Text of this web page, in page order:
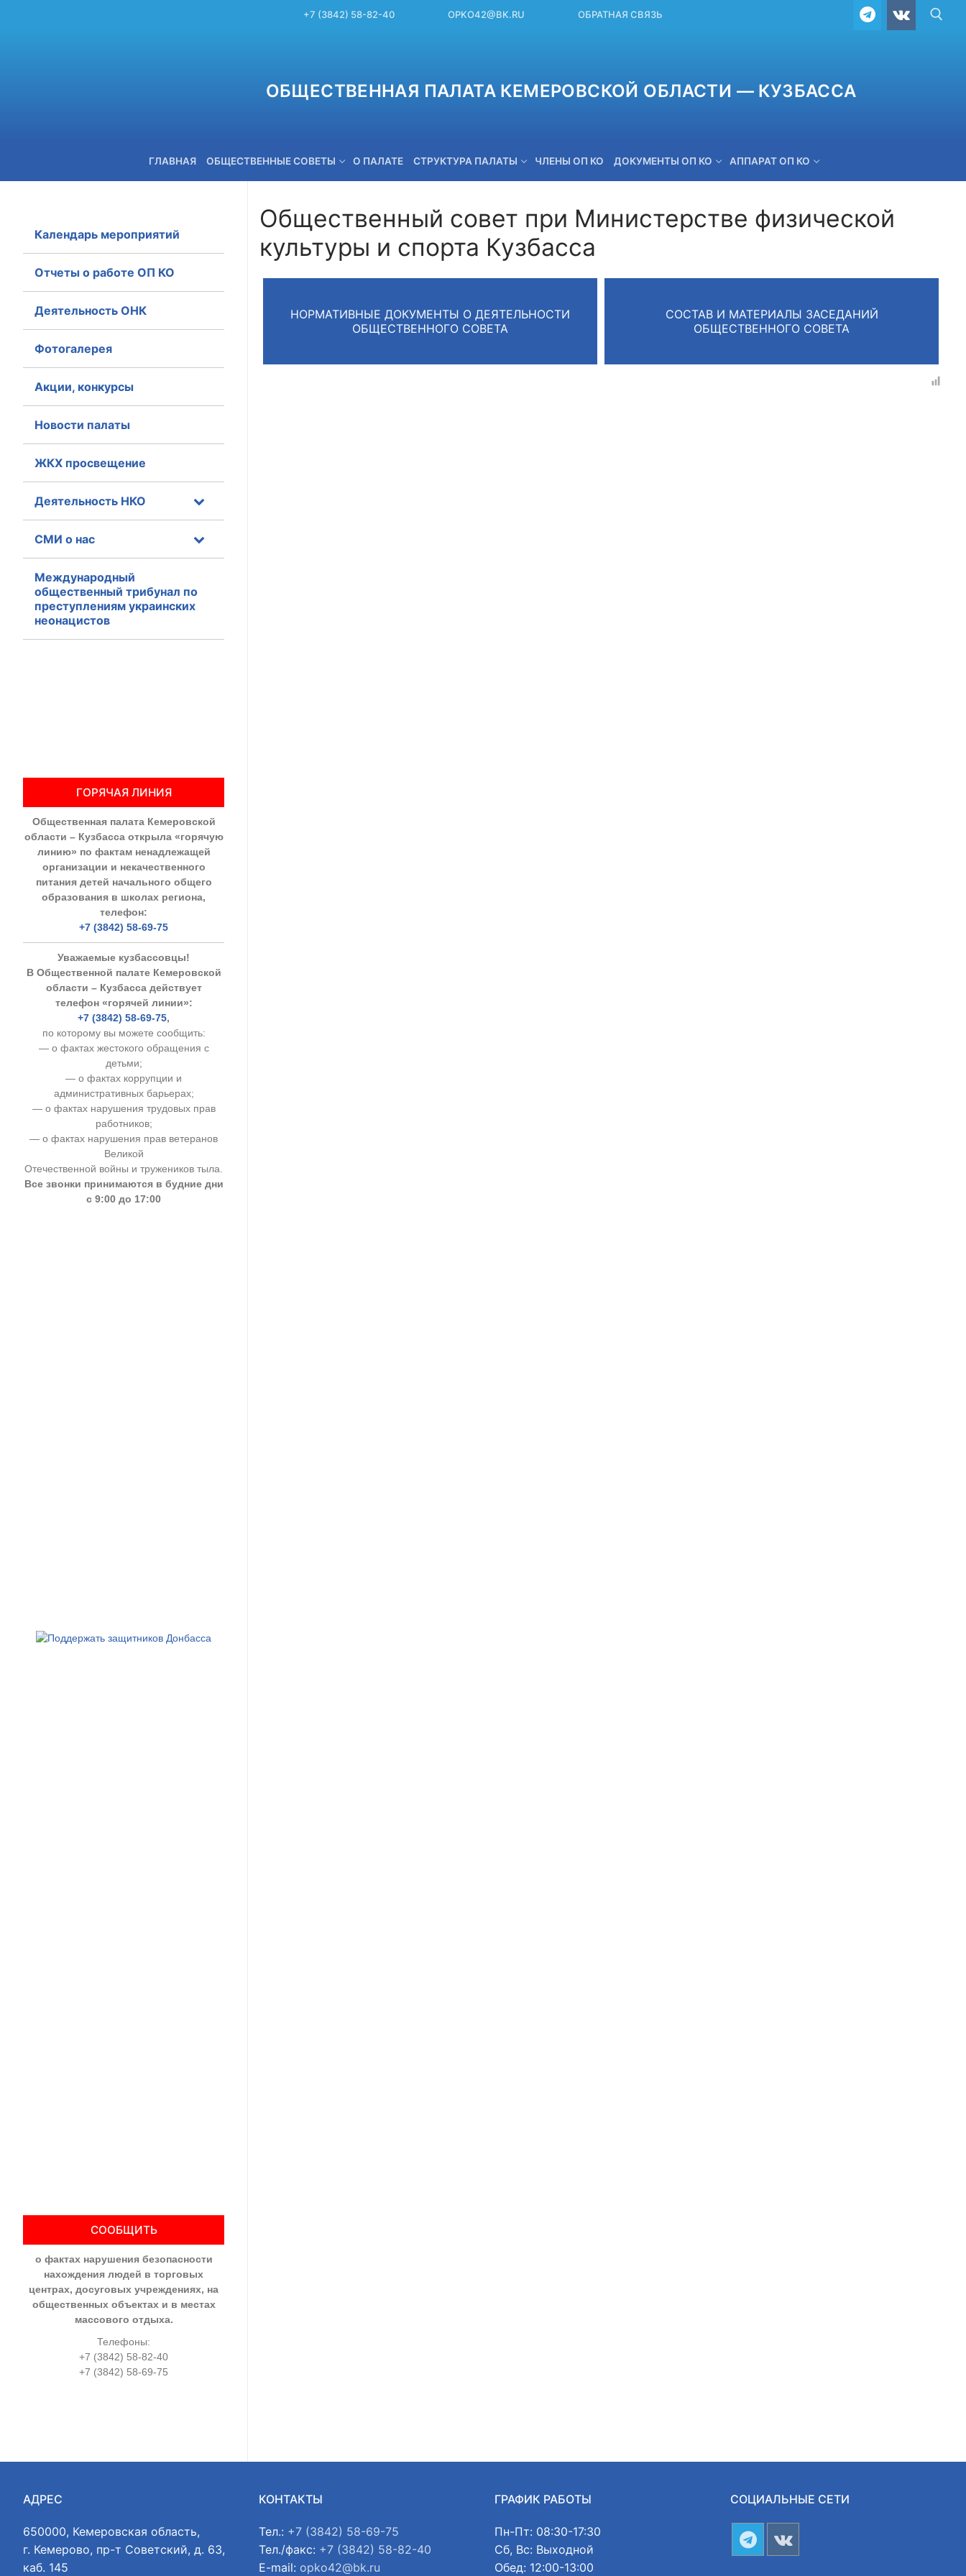
+7 (3842) 58-82-40 OPKO42@BK.RU ОБРАТНАЯ СВЯЗЬ
ОБЩЕСТВЕННАЯ ПАЛАТА КЕМЕРОВСКОЙ ОБЛАСТИ — КУЗБАССА
ГЛАВНАЯ ОБЩЕСТВЕННЫЕ СОВЕТЫ О ПАЛАТЕ СТРУКТУРА ПАЛАТЫ ЧЛЕНЫ ОП КО ДОКУМЕНТЫ ОП КО АППАРАТ ОП КО
+7 (3842) 58-82-40 OPKO42@BK.RU
Общественный совет при Министерстве физической
культуры и спорта Кузбасса
НОРМАТИВНЫЕ ДОКУМЕНТЫ О ДЕЯТЕЛЬНОСТИ
ОБЩЕСТВЕННОГО СОВЕТА
СОСТАВ И МАТЕРИАЛЫ ЗАСЕДАНИЙ
ОБЩЕСТВЕННОГО СОВЕТА
Календарь мероприятий
Отчеты о работе ОП КО
Деятельность ОНК
Фотогалерея
Акции, конкурсы
Новости палаты
ЖКХ просвещение
Деятельность НКО
СМИ о нас
Международный
общественный трибунал по
преступлениям украинских
неонацистов
ГОРЯЧАЯ ЛИНИЯ
Общественная палата Кемеровской
области – Кузбасса открыла «горячую
линию» по фактам ненадлежащей
организации и некачественного
питания детей начального общего
образования в школах региона,
телефон:
+7 (3842) 58-69-75
Уважаемые кузбассовцы!
В Общественной палате Кемеровской
области – Кузбасса действует
телефон «горячей линии»:
+7 (3842) 58-69-75,
по которому вы можете сообщить:
— о фактах жестокого обращения с
детьми;
— о фактах коррупции и
административных барьерах;
— о фактах нарушения трудовых прав
работников;
— о фактах нарушения прав ветеранов
Великой
Отечественной войны и тружеников тыла.
Все звонки принимаются в будние дни
с 9:00 до 17:00
СООБЩИТЬ
о фактах нарушения безопасности
нахождения людей в торговых
центрах, досуговых учреждениях, на
общественных объектах и в местах
массового отдыха.
Телефоны:
+7 (3842) 58-82-40
+7 (3842) 58-69-75
АДРЕС
650000, Кемеровская область,
г. Кемерово, пр-т Советский, д. 63,
каб. 145
КОНТАКТЫ
Тел.: +7 (3842) 58-69-75
Тел./факс: +7 (3842) 58-82-40
E-mail: opko42@bk.ru
ГРАФИК РАБОТЫ
Пн-Пт: 08:30-17:30
Сб, Вс: Выходной
Обед: 12:00-13:00
СОЦИАЛЬНЫЕ СЕТИ